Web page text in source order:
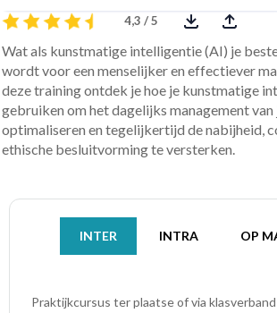
4,3 / 5
Wat als kunstmatige intelligentie (AI) je
wordt voor een menselijker en effectiever
deze training ontdek je hoe je kunstmatige
gebruiken om het dagelijks management van
optimaliseren en tegelijkertijd de nabijheid,
ethische besluitvorming te versterken.
INTER INTRA OP
Praktijkcursus ter plaatse of via